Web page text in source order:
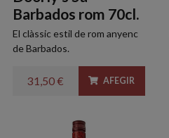
Barbados rom 70cl.
El clàssic estil de rom anyenc
de Barbados.
31,50 € AFEGIR